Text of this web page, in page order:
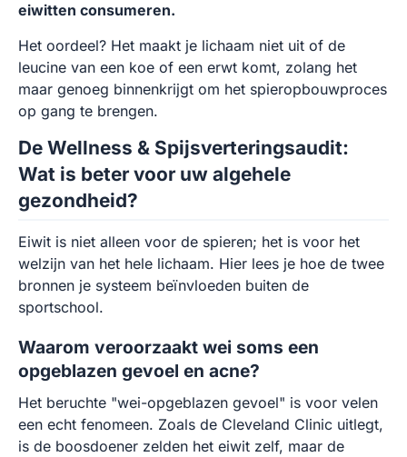
eiwitten consumeren.
Het oordeel? Het maakt je lichaam niet uit of de
leucine van een koe of een erwt komt, zolang het
maar genoeg binnenkrijgt om het spieropbouwproces
op gang te brengen.
De Wellness & Spijsverteringsaudit:
Wat is beter voor uw algehele
gezondheid?
Eiwit is niet alleen voor de spieren; het is voor het
welzijn van het hele lichaam. Hier lees je hoe de twee
bronnen je systeem beïnvloeden buiten de
sportschool.
Waarom veroorzaakt wei soms een
opgeblazen gevoel en acne?
Het beruchte "wei-opgeblazen gevoel" is voor velen
een echt fenomeen. Zoals de Cleveland Clinic uitlegt,
is de boosdoener zelden het eiwit zelf, maar de